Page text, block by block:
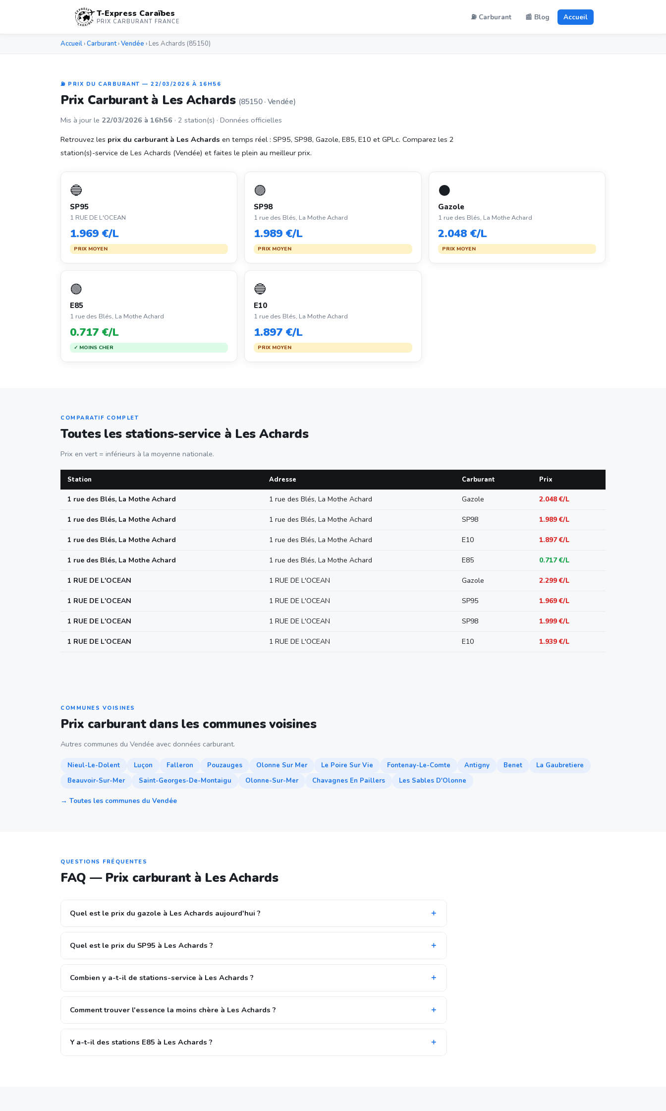
T-Express Caraïbes
PRIX CARBURANT FRANCE ⛽ Carburant 📰 Blog Accueil
Accueil ›Carburant›Vendée › Les Achards (85150)
⛽ PRIX DU CARBURANT — 22/03/2026 À 16H56
Prix Carburant à Les Achards (85150 · Vendée)
Mis à jour le 22/03/2026 à 16h56 · 2 station(s) · Données officielles
Retrouvez les prix du carburant à Les Achards en temps réel : SP95, SP98, Gazole, E85, E10 et GPLc. Comparez les 2
station(s)-service de Les Achards (Vendée) et faites le plein au meilleur prix.
🔵
SP95
1 RUE DE L'OCEAN
1.969 €/L
PRIX MOYEN
🟣
SP98
1 rue des Blés, La Mothe Achard
1.989 €/L
PRIX MOYEN
⚫
Gazole
1 rue des Blés, La Mothe Achard
2.048 €/L
PRIX MOYEN
🟢
E85
1 rue des Blés, La Mothe Achard
0.717 €/L
✓ MOINS CHER
🔵
E10
1 rue des Blés, La Mothe Achard
1.897 €/L
PRIX MOYEN
COMPARATIF COMPLET
Toutes les stations-service à Les Achards
Prix en vert = inférieurs à la moyenne nationale.
Station Adresse Carburant Prix
1 rue des Blés, La Mothe Achard 1 rue des Blés, La Mothe Achard Gazole 2.048 €/L
1 rue des Blés, La Mothe Achard 1 rue des Blés, La Mothe Achard SP98 1.989 €/L
1 rue des Blés, La Mothe Achard 1 rue des Blés, La Mothe Achard E10 1.897 €/L
1 rue des Blés, La Mothe Achard 1 rue des Blés, La Mothe Achard E85 0.717 €/L
1 RUE DE L'OCEAN 1 RUE DE L'OCEAN Gazole 2.299 €/L
1 RUE DE L'OCEAN 1 RUE DE L'OCEAN SP95 1.969 €/L
1 RUE DE L'OCEAN 1 RUE DE L'OCEAN SP98 1.999 €/L
1 RUE DE L'OCEAN 1 RUE DE L'OCEAN E10 1.939 €/L
COMMUNES VOISINES
Prix carburant dans les communes voisines
Autres communes du Vendée avec données carburant.
Nieul-Le-Dolent Luçon Falleron Pouzauges Olonne Sur Mer Le Poire Sur Vie Fontenay-Le-Comte Antigny Benet
La Gaubretiere
Beauvoir-Sur-Mer
Saint-Georges-De-Montaigu Olonne-Sur-Mer Chavagnes En Paillers Les Sables D'Olonne
→ Toutes les communes du Vendée
QUESTIONS FRÉQUENTES
FAQ — Prix carburant à Les Achards
Quel est le prix du gazole à Les Achards aujourd'hui ?
Quel est le prix du SP95 à Les Achards ?
Combien y a-t-il de stations-service à Les Achards ?
Comment trouver l'essence la moins chère à Les Achards ?
Y a-t-il des stations E85 à Les Achards ?